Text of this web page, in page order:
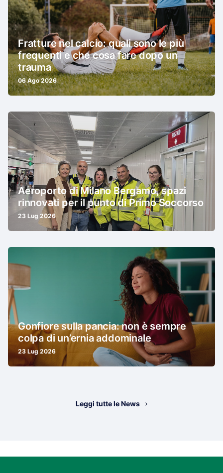
Fratture nel calcio: quali sono le più
frequenti e che cosa fare dopo un
trauma
06 Ago 2026
Aeroporto di Milano Bergamo, spazi
rinnovati per il punto di Primo Soccorso
23 Lug 2026
Gonfiore sulla pancia: non è sempre
colpa di un’ernia addominale
23 Lug 2026
Leggi tutte le News